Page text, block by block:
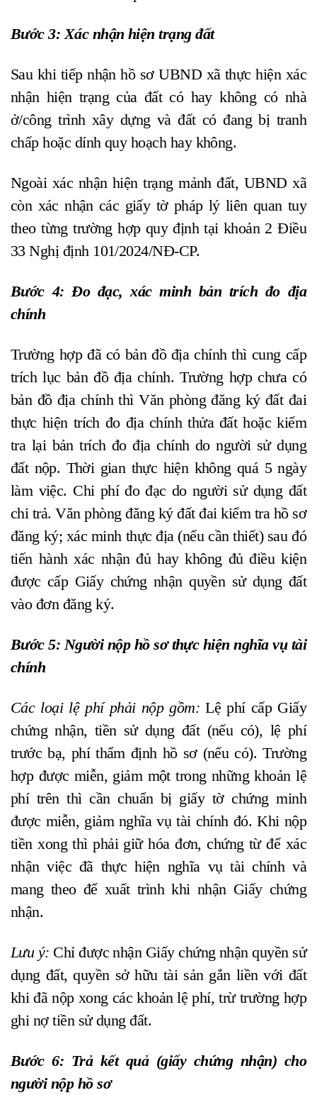
Bước 3: Xác nhận hiện trạng đất
Sau khi tiếp nhận hồ sơ UBND xã thực hiện xác
nhận hiện trạng của đất có hay không có nhà
ở/công trình xây dựng và đất có đang bị tranh
chấp hoặc dính quy hoạch hay không.
Ngoài xác nhận hiện trạng mảnh đất, UBND xã
còn xác nhận các giấy tờ pháp lý liên quan tuy
theo từng trường hợp quy định tại khoản 2 Điều
33 Nghị định 101/2024/NĐ-CP.
Bước 4: Đo đạc, xác minh bản trích đo địa
chính
Trường hợp đã có bản đồ địa chính thì cung cấp
trích lục bản đồ địa chính. Trường hợp chưa có
bản đồ địa chính thì Văn phòng đăng ký đất đai
thực hiện trích đo địa chính thửa đất hoặc kiểm
tra lại bản trích đo địa chính do người sử dụng
đất nộp. Thời gian thực hiện không quá 5 ngày
làm việc. Chi phí đo đạc do người sử dụng đất
chi trả. Văn phòng đăng ký đất đai kiểm tra hồ sơ
đăng ký; xác minh thực địa (nếu cần thiết) sau đó
tiến hành xác nhận đủ hay không đủ điều kiện
được cấp Giấy chứng nhận quyền sử dụng đất
vào đơn đăng ký.
Bước 5: Người nộp hồ sơ thực hiện nghĩa vụ tài
chính
Các loại lệ phí phải nộp gồm: Lệ phí cấp Giấy
chứng nhận, tiền sử dụng đất (nếu có), lệ phí
trước bạ, phí thẩm định hồ sơ (nếu có). Trường
hợp được miễn, giảm một trong những khoản lệ
phí trên thì cần chuẩn bị giấy tờ chứng minh
được miễn, giảm nghĩa vụ tài chính đó. Khi nộp
tiền xong thì phải giữ hóa đơn, chứng từ để xác
nhận việc đã thực hiện nghĩa vụ tài chính và
mang theo để xuất trình khi nhận Giấy chứng
nhận.
Lưu ý: Chỉ được nhận Giấy chứng nhận quyền sử
dụng đất, quyền sở hữu tài sản gắn liền với đất
khi đã nộp xong các khoản lệ phí, trừ trường hợp
ghi nợ tiền sử dụng đất.
Bước 6: Trả kết quả (giấy chứng nhận) cho
người nộp hồ sơ